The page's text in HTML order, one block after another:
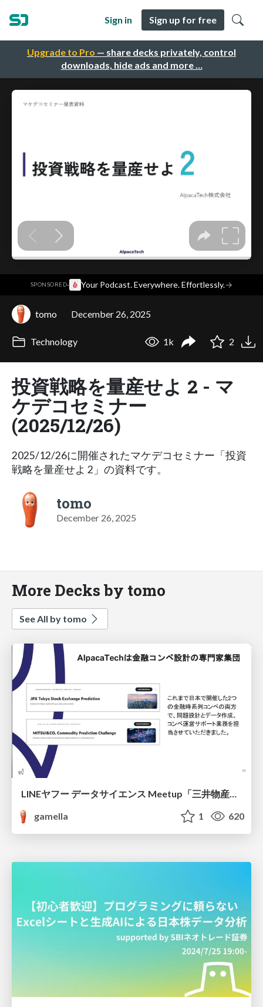
Upgrade to Pro — share decks privately, control
downloads, hide ads and more …
Sign in Sign up for free
SPONSORED· Your Podcast. Everywhere. Effortlessly.→
tomo December 26, 2025
Technology 1k 2
投資戦略を量産せよ 2 - マ
ケデコセミナー
(2025/12/26)
2025/12/26に開催されたマケデコセミナー「投資
戦略を量産せよ 2」の資料です。
tomo
December 26, 2025
More Decks by tomo
See All by tomo
LINEヤフー データサイエンス Meetup「三井物産コモディティ予測チャレンジ」の舞台裏-AlpacaTechパート
gamella
1 620